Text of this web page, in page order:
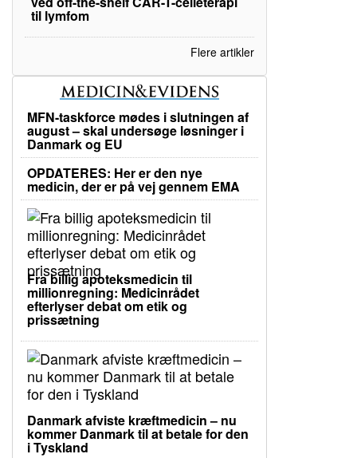
til lymfom
Flere artikler
MFN-taskforce mødes i slutningen af
august – skal undersøge løsninger i
Danmark og EU
OPDATERES: Her er den nye
medicin, der er på vej gennem EMA
Fra billig apoteksmedicin til
millionregning: Medicinrådet
efterlyser debat om etik og
prissætning
Danmark afviste kræftmedicin – nu
kommer Danmark til at betale for den
i Tyskland